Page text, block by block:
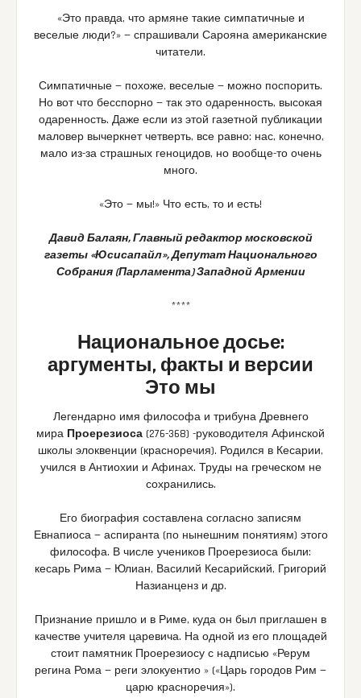
«Это правда, что армяне такие симпатичные и
веселые люди?» — спрашивали Сарояна американские
читатели.
Симпатичные — похоже, веселые — можно поспорить.
Но вот что бесспорно — так это одаренность, высокая
одаренность. Даже если из этой газетной публикации
маловер вычеркнет четверть, все равно: нас, конечно,
мало из-за страшных геноцидов, но вообще-то очень
много.
«Это — мы!» Что есть, то и есть!
Давид Балаян, Главный редактор московской
газеты «Юсисапайл», Депутат Национального
Собрания (Парламента) Западной Армении
****
Национальное досье:
аргументы, факты и версии
Это мы
Легендарно имя философа и трибуна Древнего
мира Проерезиоса (276-368) -руководителя Афинской
школы элоквенции (красноречия). Родился в Кесарии,
учился в Антиохии и Афинах. Труды на греческом не
сохранились.
Его биография составлена согласно записям
Евнапиоса — аспиранта (по нынешним понятиям) этого
философа. В числе учеников Проерезиоса были:
кесарь Рима — Юлиан, Василий Кесарийский, Григорий
Назианценз и др.
Признание пришло и в Риме, куда он был приглашен в
качестве учителя царевича. На одной из его площадей
стоит памятник Проерезиосу с надписью «Рерум
регина Рома — реги элокуентио » («Царь городов Рим —
царю красноречия»).